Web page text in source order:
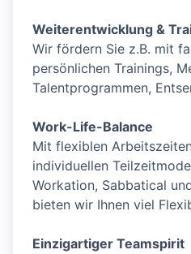
Weiterentwicklung &
Wir fördern Sie z.B. mit
persönlichen Trainings,
Talentprogrammen,
Work-Life-Balance
Mit flexiblen
individuellen
Workation, Sabbatical
bieten wir Ihnen viel
Einzigartiger Teamspirit